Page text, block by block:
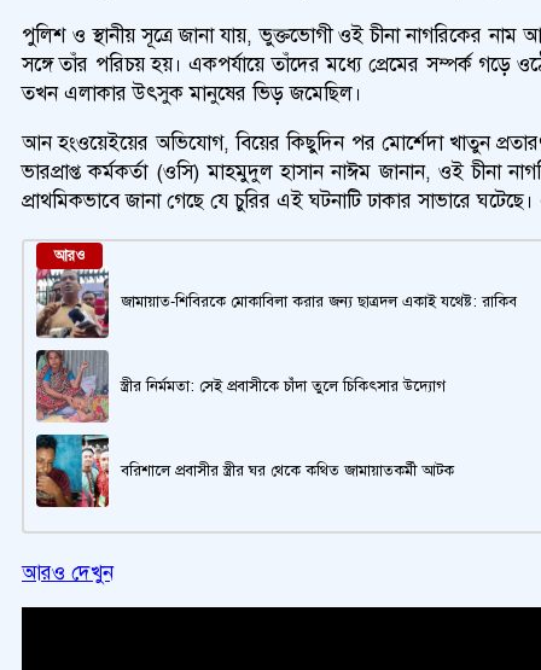
পুলিশ ও স্থানীয় সূত্রে জানা যায়, ভুক্তভোগী ওই চীনা নাগরিকের
সঙ্গে তাঁর পরিচয় হয়। একপর্যায়ে তাঁদের মধ্যে প্রেমের সম্পর্ক গড়ে
তখন এলাকার উৎসুক মানুষের ভিড় জমেছিল।
আন হংওয়েইয়ের অভিযোগ, বিয়ের কিছুদিন পর মোর্শেদা খাতুন
ভারপ্রাপ্ত কর্মকর্তা (ওসি) মাহমুদুল হাসান নাঈম জানান, ওই
প্রাথমিকভাবে জানা গেছে যে চুরির এই ঘটনাটি ঢাকার সাভারে
আরও
জামায়াত-শিবিরকে মোকাবিলা করার জন্য ছাত্রদল একাই যথেষ্ট: রাকিব
স্ত্রীর নির্মমতা: সেই প্রবাসীকে চাঁদা তুলে চিকিৎসার উদ্যোগ
বরিশালে প্রবাসীর স্ত্রীর ঘর থেকে কথিত জামায়াতকর্মী আটক
আরও দেখুন